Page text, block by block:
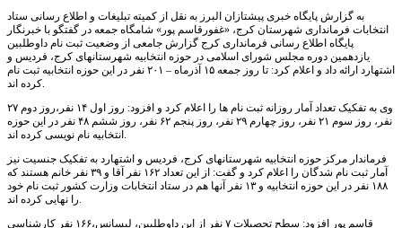
به گزارش پایگاه خبری پیشتازان البرز به نقل از کمیته تبلیغات و اطلاع رسانی ستاد
انتخابات فرمانداری شهرستان کرج، «غفورقاسم پور» شامگاه جمعه در گفتگو با خبرنگار
پایگاه اطلاع رسانی فرمانداری کرج گزارش جامعی از وضعیت ثبت نام داوطلبین
یازدهمین دوره مجلس شورای اسلامی در حوزه انتخابیه شهرستانهای کرج، فردیس و
اشتهارد ارائه داد و اعلام کرد: تا روز جمعه ۱۵ آذرماه – ۲۰۱ نفر در این حوزه انتخابیه ثبت نام
کرده اند.
وی به تفکیک تعداد آمار روزانه ثبت نام ها را اعلام کرد و افزود: روز اول ۱۴ نفر،روز دوم ۲۷
نفر، روز سوم ۲۱ نفر، روز چهارم ۲۹ نفر، روز پنجم ۶۲ نفر، روز ششم ۴۸ نفر در این حوزه
انتخابیه نام نویسی کرده اند.
فرماندار مرکز حوزه انتخابیه شهرستانهای کرج، فردیس و اشتهارد به تفکیک جنسیت نیز
آمار ثبت نام شدگان را اعلام کرد و گفت: از این تعداد ۱۶۲ نفر آقا و ۳۹ نفر خانم هستند که
۱۸۸ نفر در این حوزه انتخابیه و ۱۳ نفر آنها هم در ستاد انتخابات وزارت کشور ثبت نام خود
را نهایی کرده اند.
قاسم پور افزود: سطح تحصیلات ۷ نفر از این داوطلبین، لیسانس،۱۶۶ نفر کارشناسی